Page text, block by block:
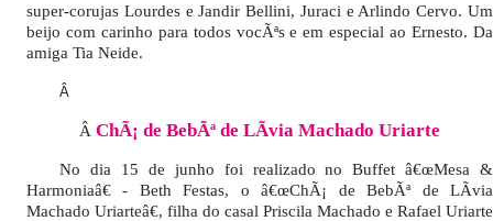
super-corujas Lourdes e Jandir Bellini, Juraci e Arlindo Cervo. Um
beijo com carinho para todos vocÃªs e em especial ao Ernesto. Da
amiga Tia Neide.
Â
Â ChÃ¡ de BebÃª de LÃ­via Machado Uriarte
No dia 15 de junho foi realizado no Buffet â€œMesa &
Harmoniaâ€ - Beth Festas, o â€œChÃ¡ de BebÃª de LÃ­via
Machado Uriarteâ€, filha do casal Priscila Machado e Rafael Uriarte